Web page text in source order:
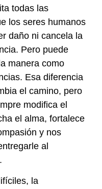
todas las
los seres humanos
daño ni cancela la
Pero puede
manera como
Esa diferencia
el camino, pero
modifica el
el alma, fortalece
y nos
al
la